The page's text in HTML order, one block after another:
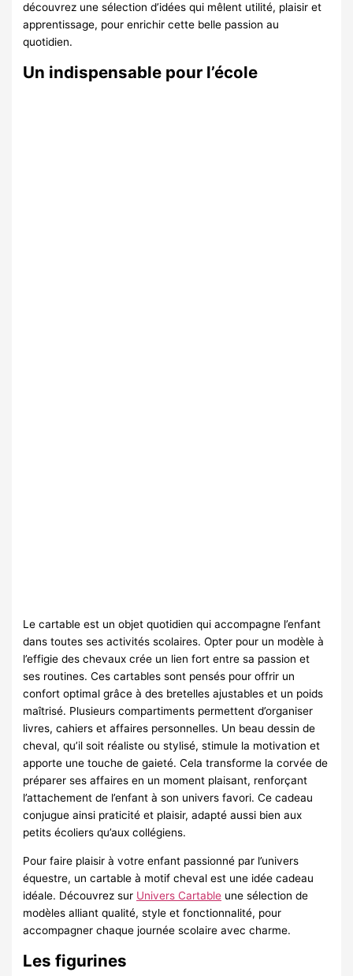
découvrez une sélection d’idées qui mêlent utilité, plaisir et
apprentissage, pour enrichir cette belle passion au
quotidien.
Un indispensable pour l’école
Le cartable est un objet quotidien qui accompagne l’enfant
dans toutes ses activités scolaires. Opter pour un modèle à
l’effigie des chevaux crée un lien fort entre sa passion et
ses routines. Ces cartables sont pensés pour offrir un
confort optimal grâce à des bretelles ajustables et un poids
maîtrisé. Plusieurs compartiments permettent d’organiser
livres, cahiers et affaires personnelles. Un beau dessin de
cheval, qu’il soit réaliste ou stylisé, stimule la motivation et
apporte une touche de gaieté. Cela transforme la corvée de
préparer ses affaires en un moment plaisant, renforçant
l’attachement de l’enfant à son univers favori. Ce cadeau
conjugue ainsi praticité et plaisir, adapté aussi bien aux
petits écoliers qu’aux collégiens.
Pour faire plaisir à votre enfant passionné par l’univers
équestre, un cartable à motif cheval est une idée cadeau
idéale. Découvrez sur Univers Cartable une sélection de
modèles alliant qualité, style et fonctionnalité, pour
accompagner chaque journée scolaire avec charme.
Les figurines